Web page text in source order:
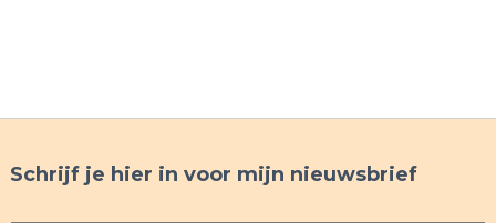
Schrijf je hier in voor mijn nieuwsbrief